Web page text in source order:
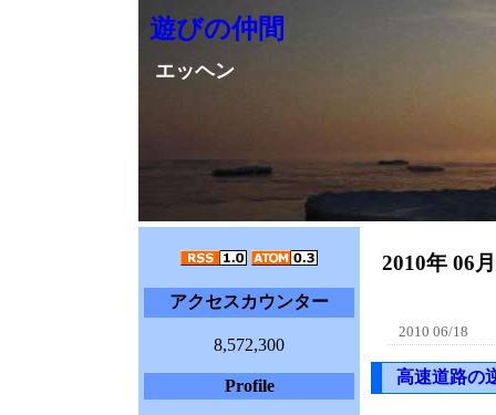
遊びの仲間
エッヘン
アクセスカウンター
8,572,300
Profile
2010年 06
2010 06/18
高速道路の